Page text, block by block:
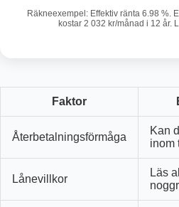
Räkneexempel: Effektiv ränta 6.98 %.
kostar 2 032 kr/månad i 12 år.
Faktor
Återbetalningsförmåga
Kan
inom
Lånevillkor
Läs